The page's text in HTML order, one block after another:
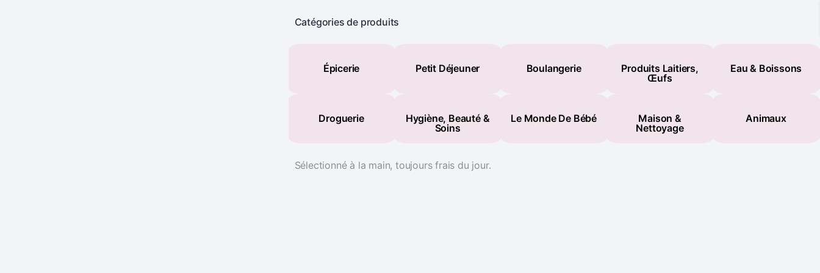
Catégories de produits
Épicerie Petit Déjeuner Boulangerie
Produits Laitiers,
Œufs
Eau & Boissons
Droguerie
Hygiène, Beauté &
Soins
Le Monde De Bébé
Maison &
Nettoyage
Animaux
Sélectionné à la main, toujours frais du jour.